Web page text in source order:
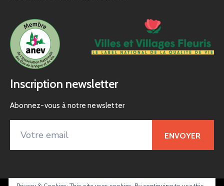
Inscription newsletter
Abonnez-vous à notre newsletter